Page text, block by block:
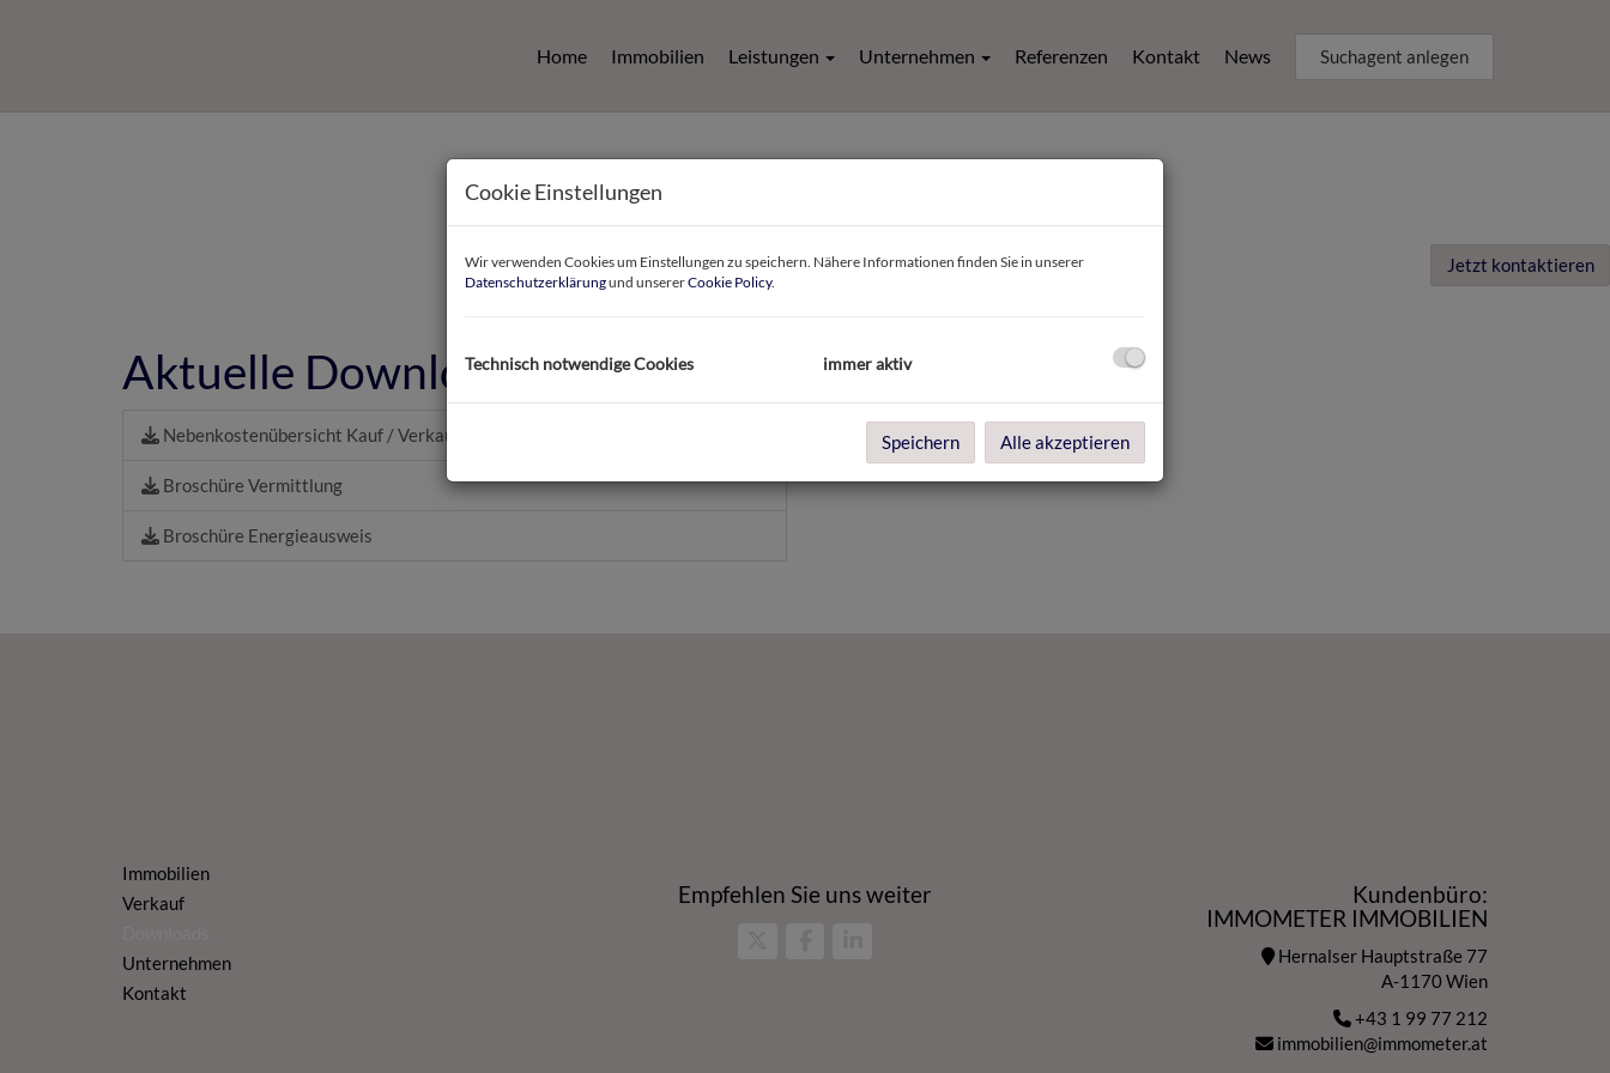
Home Immobilien Leistungen Unternehmen Referenzen Kontakt News Suchagent anlegen
Aktuelle Downloads
Nebenkostenübersicht Kauf / Verkauf
Broschüre Vermittlung
Broschüre Energieausweis
Immobilien
Verkauf
Unternehmen
Kontakt
Empfehlen Sie uns weiter
Kundenbüro:
IMMOMETER IMMOBILIEN
Hernalser Hauptstraße 77
A-1170 Wien
+43 1 99 77 212
immobilien@immometer.at
Jetzt kontaktieren
Cookie Einstellungen
Wir verwenden Cookies um Einstellungen zu speichern. Nähere Informationen finden Sie in unserer
Datenschutzerklärungund unsererCookie Policy.
Technisch notwendige Cookies immer aktiv
Speichern Alle akzeptieren